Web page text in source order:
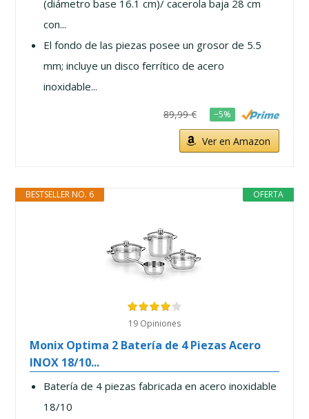
(diámetro base 16.1 cm)/ cacerola baja 28 cm
con...
El fondo de las piezas posee un grosor de 5.5
mm; incluye un disco ferrítico de acero
inoxidable...
89,99 € −5%
Ver en Amazon
OFERTA
BESTSELLER NO. 6
19 Opiniones
Monix Optima 2 Batería de 4 Piezas Acero
INOX 18/10...
Batería de 4 piezas fabricada en acero inoxidable
18/10